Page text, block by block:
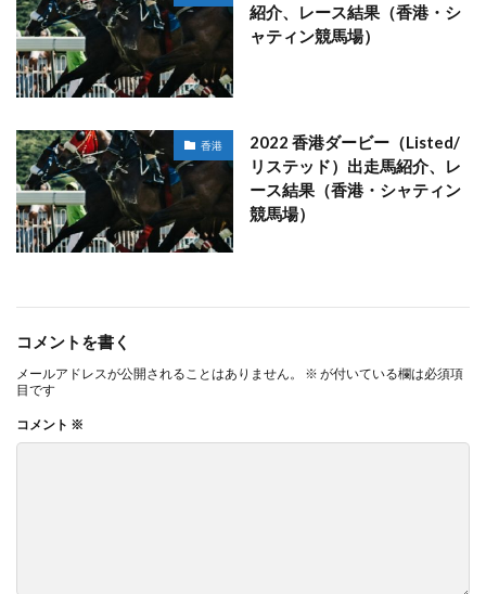
紹介、レース結果（香港・シ
ャティン競馬場）
香港
2022 香港ダービー（Listed/
リステッド）出走馬紹介、レ
ース結果（香港・シャティン
競馬場）
コメントを書く
メールアドレスが公開されることはありません。 ※ が付いている欄は必須項
目です
コメント ※